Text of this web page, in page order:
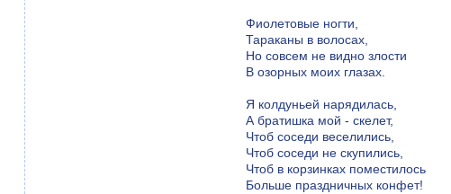
Фиолетовые ногти,
Тараканы в волосах,
Но совсем не видно злости
В озорных моих глазах.
Я колдуньей нарядилась,
А братишка мой - скелет,
Чтоб соседи веселились,
Чтоб соседи не скупились,
Чтоб в корзинках поместилось
Больше праздничных конфет!